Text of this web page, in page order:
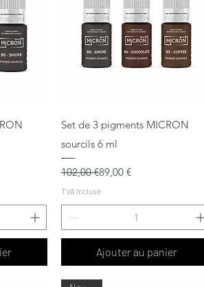
Aperçu rapide
Set de 3 pigments MICRON
sourcils 6 ml
Prix original
102,00 €
Prix promotionnel
89,00 €
TVA Incluse
Ajouter au panier